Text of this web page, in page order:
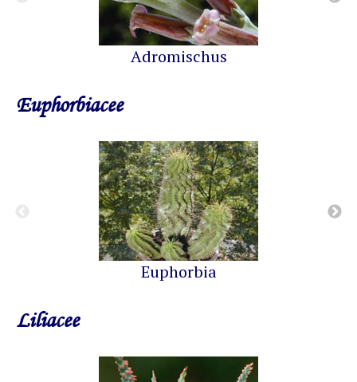
Adromischus
Euphorbiacee
Euphorbia
Liliacee